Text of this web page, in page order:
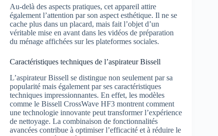
Au-delà des aspects pratiques, cet appareil attire
également l’attention par son aspect esthétique. Il ne se
cache plus dans un placard, mais fait l’objet d’un
véritable mise en avant dans les vidéos de préparation
du ménage affichées sur les plateformes sociales.
Caractéristiques techniques de l’aspirateur Bissell
L’aspirateur Bissell se distingue non seulement par sa
popularité mais également par ses caractéristiques
techniques impressionnantes. En effet, les modèles
comme le Bissell CrossWave HF3 montrent comment
une technologie innovante peut transformer l’expérience
de nettoyage. La combinaison de fonctionnalités
avancées contribue à optimiser l’efficacité et à réduire le